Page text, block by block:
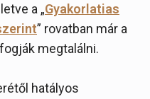
a „Gyakorlatias
” rovatban már a
megtalálni.
hatályos